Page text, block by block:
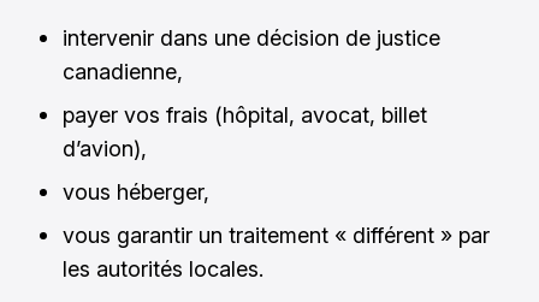
intervenir dans une décision de justice
canadienne,
payer vos frais (hôpital, avocat, billet
d’avion),
vous héberger,
vous garantir un traitement « différent » par
les autorités locales.